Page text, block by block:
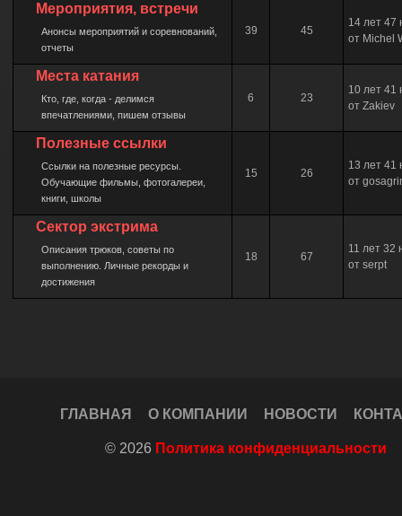
Мероприятия, встречи
Анонсы мероприятий и соревнований,
отчеты
39 45
14 лет 47
от Michel
Места катания
Кто, где, когда - делимся
впечатлениями, пишем отзывы
6 23
10 лет 41
от Zakiev
Полезные ссылки
Ссылки на полезные ресурсы.
Обучающие фильмы, фотогалереи,
книги, школы
15 26
13 лет 41
от
Сектор экстрима
Описания трюков, советы по
выполнению. Личные рекорды и
достижения
18 67
11 лет 32
от serpt
ГЛАВНАЯ О КОМПАНИИ НОВОСТИ
© 2026 Политика конфиденциальности